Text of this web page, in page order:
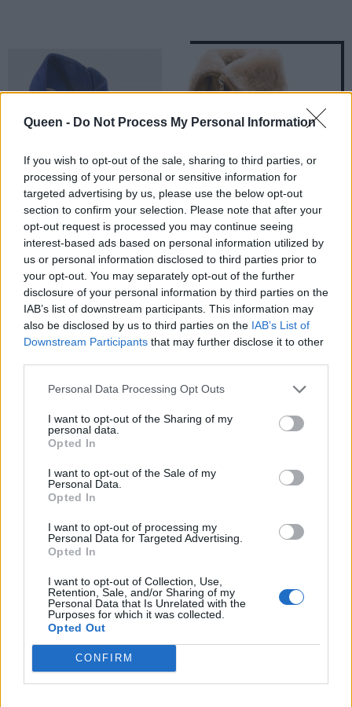
Queen - Do Not Process My Personal Information
If you wish to opt-out of the sale, sharing to third parties, or
processing of your personal or sensitive information for
targeted advertising by us, please use the below opt-out
section to confirm your selection. Please note that after your
opt-out request is processed you may continue seeing
interest-based ads based on personal information utilized by
us or personal information disclosed to third parties prior to
your opt-out. You may separately opt-out of the further
disclosure of your personal information by third parties on the
IAB’s list of downstream participants. This information may
also be disclosed by us to third parties on the IAB’s List of
Downstream Participants that may further disclose it to other
Personal Data Processing Opt Outs
I want to opt-out of the Sharing of my
personal data.
Opted In
I want to opt-out of the Sale of my
Personal Data.
Opted In
I want to opt-out of processing my
Personal Data for Targeted Advertising.
Opted In
I want to opt-out of Collection, Use,
Retention, Sale, and/or Sharing of my
Personal Data that Is Unrelated with the
Purposes for which it was collected.
Opted Out
CONFIRM
Πώς να καθαρίσετε
τα σουέντ
παπούτσια σας
Τα γούνινα ankle
boots του Uterque